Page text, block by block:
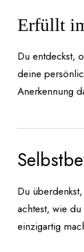
Erfüllt
Du entdeckst,
deine
Anerkennung
Du
achtest, wie
einzigartig